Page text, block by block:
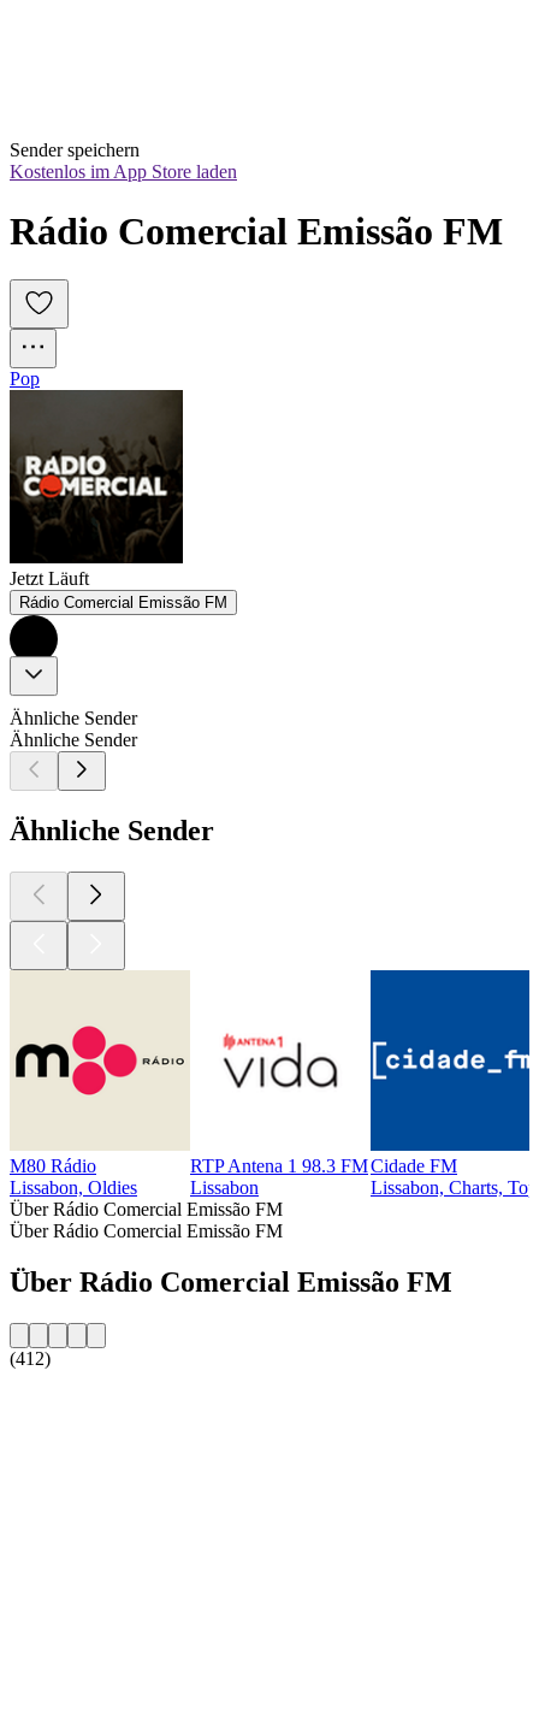
Sender speichern
Kostenlos im App Store laden
Rádio Comercial Emissão FM
Pop
Jetzt Läuft
Rádio Comercial Emissão FM
Ähnliche Sender
Ähnliche Sender
Ähnliche Sender
M80 Rádio
Lissabon, Oldies
RTP Antena 1 98.3 FM
Lissabon
Cidade FM
Lissabon, Charts,
Über Rádio Comercial Emissão FM
Über Rádio Comercial Emissão FM
Über Rádio Comercial Emissão FM
(412)